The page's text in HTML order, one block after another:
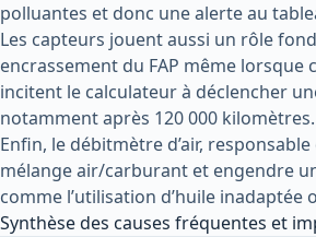
polluantes et donc une alerte au
Les capteurs jouent aussi un rôle
encrassement du FAP même
incitent le calculateur à déclencher
notamment après 120 000 kilomètres.
Enfin, le débitmètre d’air,
mélange air/carburant et engendre
comme l’utilisation d’huile
Synthèse des causes fréquentes et